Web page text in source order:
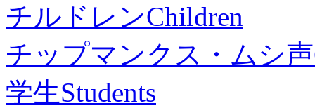
チルドレンChildren
チップマンクス・ムシ声
学生Students